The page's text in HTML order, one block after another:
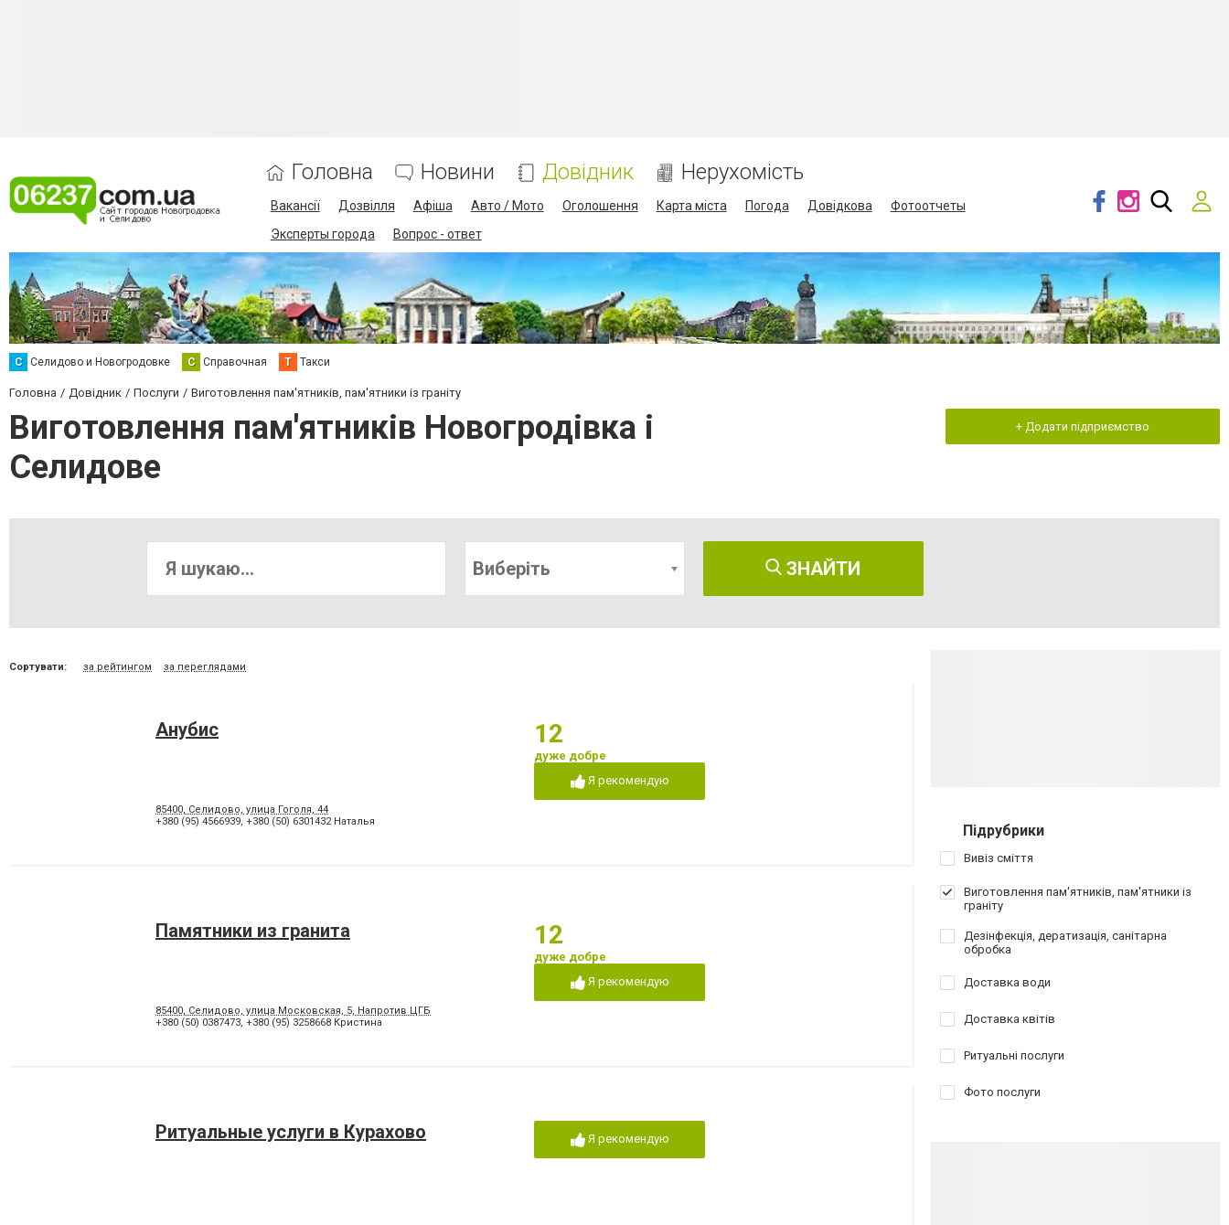
Головна Новини Довідник Нерухомість
Вакансії Дозвілля Афіша Авто / Мото Оголошення Карта міста Погода Довідкова
Фотоотчеты
Эксперты города
Вопрос - ответ
С Селидово и Новогродовке С Справочная Т Такси
Головна Довідник Послуги Виготовлення пам'ятників, пам'ятники із граніту
Виготовлення пам'ятників Новогродівка і
Селидове
+ Додати підприємство
Виберіть ЗНАЙТИ
Сортувати: за рейтингом за переглядами
Анубис
85400, Селидово, улица Гоголя, 44
+380 (95) 4566939, +380 (50) 6301432 Наталья
12
дуже добре
Я рекомендую
Памятники из гранита
85400, Селидово, улица Московская, 5, Напротив ЦГБ
+380 (50) 0387473, +380 (95) 3258668 Кристина
12
дуже добре
Я рекомендую
Ритуальные услуги в Курахово Я рекомендую
Підрубрики
Вивіз сміття
Виготовлення пам'ятників, пам'ятники із
граніту
Дезінфекція, дератизація, санітарна
обробка
Доставка води
Доставка квітів
Ритуальні послуги
Фото послуги